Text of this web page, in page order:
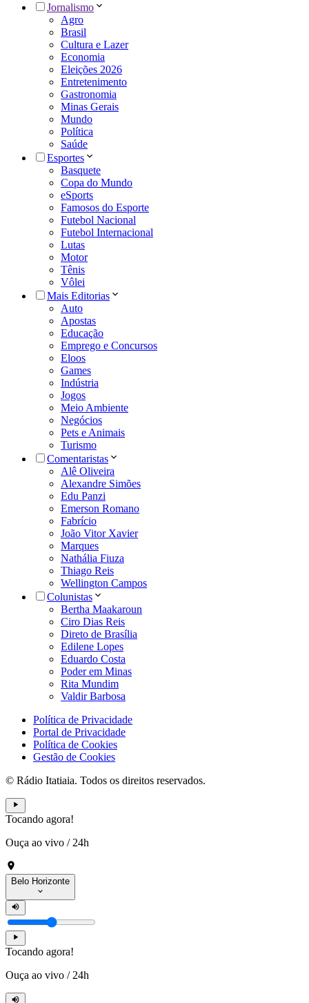
Jornalismo
Agro
Brasil
Cultura e Lazer
Economia
Eleições 2026
Entretenimento
Gastronomia
Minas Gerais
Mundo
Política
Saúde
Esportes
Basquete
Copa do Mundo
eSports
Famosos do Esporte
Futebol Nacional
Futebol Internacional
Lutas
Motor
Tênis
Vôlei
Mais Editorias
Auto
Apostas
Educação
Emprego e Concursos
Eloos
Games
Indústria
Jogos
Meio Ambiente
Negócios
Pets e Animais
Turismo
Comentaristas
Alê Oliveira
Alexandre Simões
Edu Panzi
Emerson Romano
Fabrício
João Vitor Xavier
Marques
Nathália Fiuza
Thiago Reis
Wellington Campos
Colunistas
Bertha Maakaroun
Ciro Dias Reis
Direto de Brasília
Edilene Lopes
Eduardo Costa
Poder em Minas
Rita Mundim
Valdir Barbosa
Política de Privacidade
Portal de Privacidade
Política de Cookies
Gestão de Cookies
© Rádio Itatiaia. Todos os direitos reservados.
Tocando agora!
Ouça ao vivo / 24h
Belo Horizonte
Tocando agora!
Ouça ao vivo / 24h